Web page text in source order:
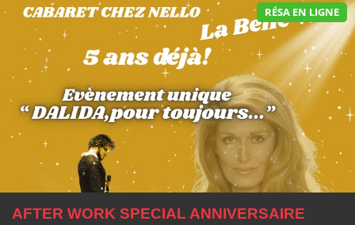
RÉSA EN LIGNE
AFTER WORK SPECIAL ANNIVERSAIRE